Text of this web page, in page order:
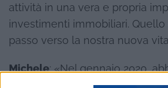
attività in una vera e propria
investimenti immobiliari.
passo verso la nostra nuova
Michele: «Nel gennaio 2020,
spingere il nostro sogno ancora